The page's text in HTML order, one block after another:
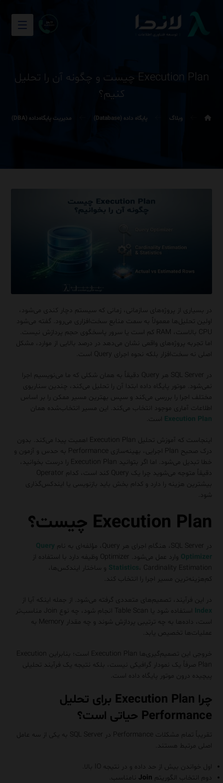
Execution Plan چیست و چگونه آن را تحلیل
کنیم؟
وبلاگ پایگاه داده (Database) مدیریت پایگاه‌داده (DBA)
در بسیاری از پروژه‌های سازمانی، زمانی که سیستم دچار کندی می‌شود،
اولین تحلیل‌ها معمولاً به سمت منابع سخت‌افزاری می‌رود. گفته می‌شود
CPU بالاست، RAM کم است یا سرور پاسخگوی حجم پردازش نیست.
اما تجربه پروژه‌های واقعی نشان می‌دهد در درصد بالایی از موارد، مشکل
اصلی نه سخت‌افزار بلکه نحوه اجرای Query است.
در SQL Server
هر Query دقیقاً به همان شکلی که ما می‌نویسیم اجرا
نمی‌شود. موتور پایگاه داده ابتدا آن را تحلیل می‌کند، چندین سناریوی
مختلف اجرا را بررسی می‌کند و سپس بهترین مسیر ممکن را بر اساس
اطلاعات آماری موجود انتخاب می‌کند. این مسیر انتخاب‌شده همان
Execution Plan است.
اینجاست که آموزش تحلیل Execution Plan اهمیت پیدا می‌کند. بدون
درک صحیح Plan اجرایی، بهینه‌سازی Performance به حدس و آزمون و
خطا تبدیل می‌شود. اما اگر بتوانید Execution Plan را درست بخوانید،
دقیقاً متوجه می‌شوید چرا یک Query کند است، کدام Operator
بیشترین هزینه را دارد و کدام بخش باید بازنویسی یا ایندکس‌گذاری
شود.
Execution Plan چیست؟
در SQL Server، هنگام اجرای هر Query، مؤلفه‌ای به نام
Query
Optimizer وارد عمل می‌شود. Optimizer وظیفه دارد با استفاده از
Statistics ، Cardinality Estimation و ساختار ایندکس‌ها،
کم‌هزینه‌ترین مسیر اجرا را انتخاب کند.
در این فرآیند، تصمیم‌های متعددی گرفته می‌شود. از جمله اینکه آیا از
Index
استفاده شود یا Table Scan انجام شود، چه نوع Join مناسب‌تر
است، داده‌ها به چه ترتیبی پردازش شوند و چه مقدار Memory به
عملیات‌ها تخصیص یابد.
خروجی این تصمیم‌گیری‌ها Execution Plan است؛ بنابراین Execution
Plan صرفاً یک نمودار گرافیکی نیست، بلکه نتیجه یک فرآیند تحلیلی
پیچیده درون موتور پایگاه داده است.
چرا Execution Plan برای تحلیل
Performance حیاتی است؟
تقریباً تمام مشکلات Performance در SQL Server به یکی از سه عامل
اصلی مرتبط هستند.
اول خواندن بیش از حد داده و در نتیجه IO بالا.
دوم انتخاب الگوریتم Join نامناسب.